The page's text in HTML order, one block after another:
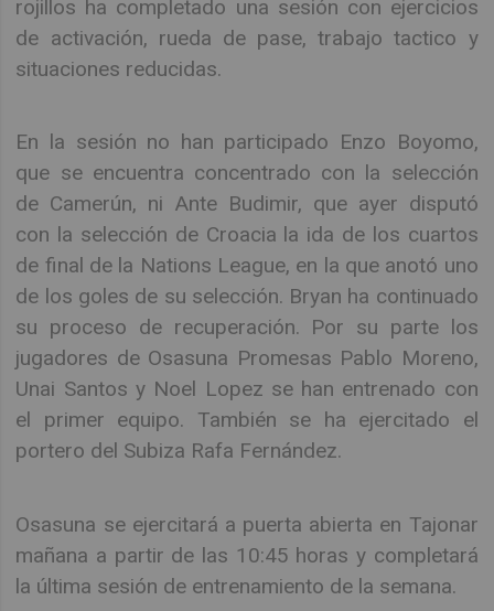
rojillos ha completado una sesión con ejercicios
de activación, rueda de pase, trabajo tactico y
situaciones reducidas.
En la sesión no han participado Enzo Boyomo,
que se encuentra concentrado con la selección
de Camerún, ni Ante Budimir, que ayer disputó
con la selección de Croacia la ida de los cuartos
de final de la Nations League, en la que anotó uno
de los goles de su selección. Bryan ha continuado
su proceso de recuperación. Por su parte los
jugadores de Osasuna Promesas Pablo Moreno,
Unai Santos y Noel Lopez se han entrenado con
el primer equipo. También se ha ejercitado el
portero del Subiza Rafa Fernández.
Osasuna se ejercitará a puerta abierta en Tajonar
mañana a partir de las 10:45 horas y completará
la última sesión de entrenamiento de la semana.